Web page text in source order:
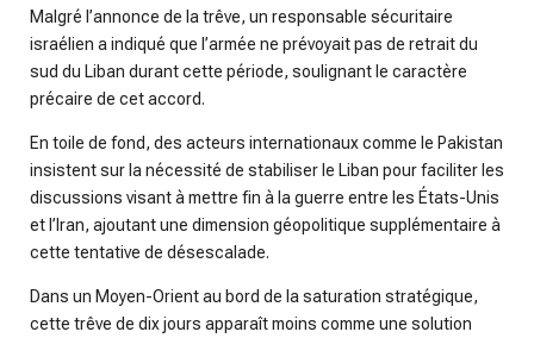
Malgré l’annonce de la trêve, un responsable sécuritaire
israélien a indiqué que l’armée ne prévoyait pas de retrait du
sud du Liban durant cette période, soulignant le caractère
précaire de cet accord.
En toile de fond, des acteurs internationaux comme le Pakistan
insistent sur la nécessité de stabiliser le Liban pour faciliter les
discussions visant à mettre fin à la guerre entre les États-Unis
et l’Iran, ajoutant une dimension géopolitique supplémentaire à
cette tentative de désescalade.
Dans un Moyen-Orient au bord de la saturation stratégique,
cette trêve de dix jours apparaît moins comme une solution